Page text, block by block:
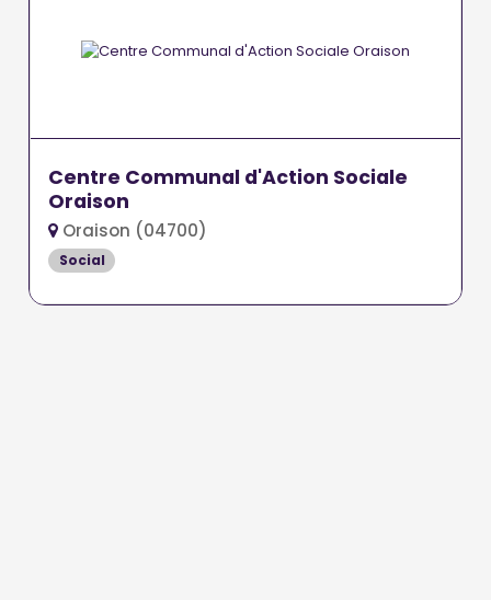
Centre Communal d'Action Sociale
Oraison
Oraison (04700)
Social